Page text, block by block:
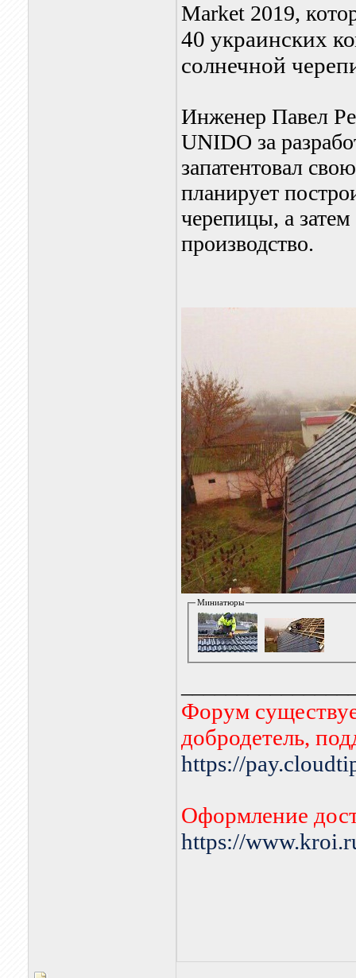
Market 2019,
40 украинских
солнечной
Инженер Павел
UNIDO за
запатентовал
планирует
черепицы, а
производство.
Миниатюры
Форум
добродетель,
https://
Оформление
https://